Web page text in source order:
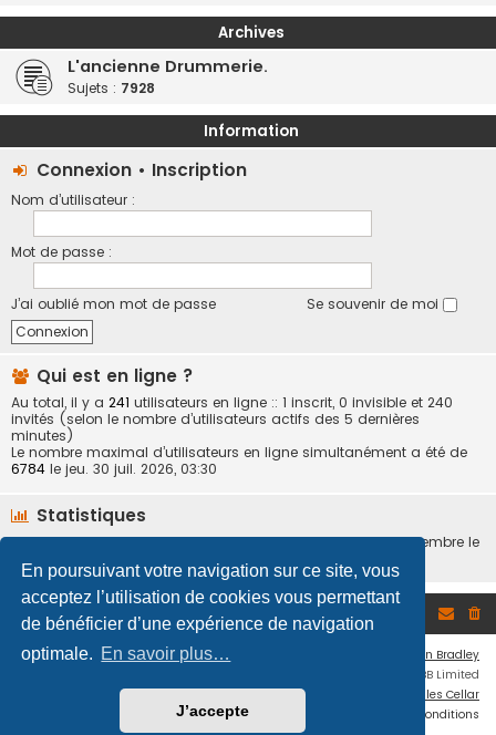
En poursuivant votre navigation sur ce site, vous
acceptez l’utilisation de cookies vous permettant
de bénéficier d’une expérience de navigation
optimale. En savoir plus…
J’accepte
Archives
L'ancienne Drummerie.
Sujets : 7928
Information
Connexion • Inscription
Nom d’utilisateur :
Mot de passe :
J’ai oublié mon mot de passe Se souvenir de moi
Qui est en ligne ?
Au total, il y a 241 utilisateurs en ligne :: 1 inscrit, 0 invisible et 240
invités (selon le nombre d’utilisateurs actifs des 5 dernières
minutes)
Le nombre maximal d’utilisateurs en ligne simultanément a été de
6784 le jeu. 30 juil. 2026, 03:30
Statistiques
412282messages •22902sujets •6925membres • Notre membre le
Accueil du forum
Ian Bradley
® Forum Software © phpBB Limited
Traduction française officielle
Miles Cellar
Conditions